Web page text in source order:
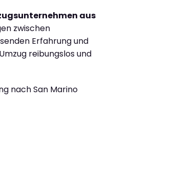
aus
zwischen
Erfahrung und
reibungslos und
nach San Marino